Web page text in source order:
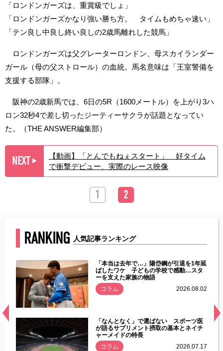
「ロンドンガーズは、重賞級でしょ」
「ロンドンガーズかなり強い勝ち方。 タイムもめちゃ速い」
「テン良し中良し終い良しの2歳馬離れした競馬」
ロンドンガーズは父グレーターロンドン、母スカイランダー
ガール（母の父ストロール）の血統。馬名意味は「王室警備を
支援する部隊」。
阪神の2歳新馬では、6日の5R（1600メートル）を上がり3ハ
ロン32秒4で差し切ったジーティーサクラが話題となってい
た。（THE ANSWER編集部）
NEXT ▶︎
【動画】「とんでもねぇスタート」 好タイム
で衝撃デビュー、実際のレース映像
1 2
RANKING 人気記事ランキング
常
「本当は去年で…」陽岱鋼が引退を1年延
ばしたワケ 子どもの学校で感動…スタ
ーを支えた家族の物語
コラム
2026.08.02
「なんとなく」で選ばない スポーツ医
が語るサプリメント摂取の基本とネイチ
ャーメイドの特長
コラム
2026.07.17